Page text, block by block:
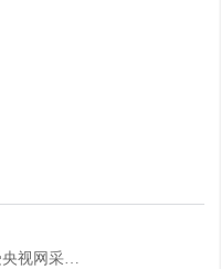
上一篇：嘉律师动态 | 葛友山律师接受央视网采访，详解消费者买到无3C认证充电宝可依法进行索赔